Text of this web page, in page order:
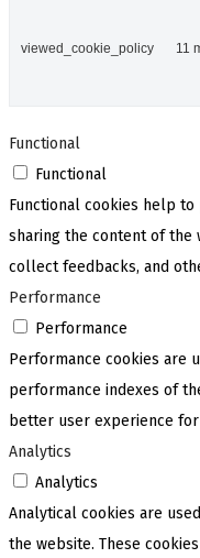
viewed_cookie_policy 11
Functional
Functional
Functional cookies help
sharing the content of the
collect feedbacks, and
Performance
Performance
Performance cookies are
performance indexes of
better user experience
Analytics
Analytics
Analytical cookies are
the website. These